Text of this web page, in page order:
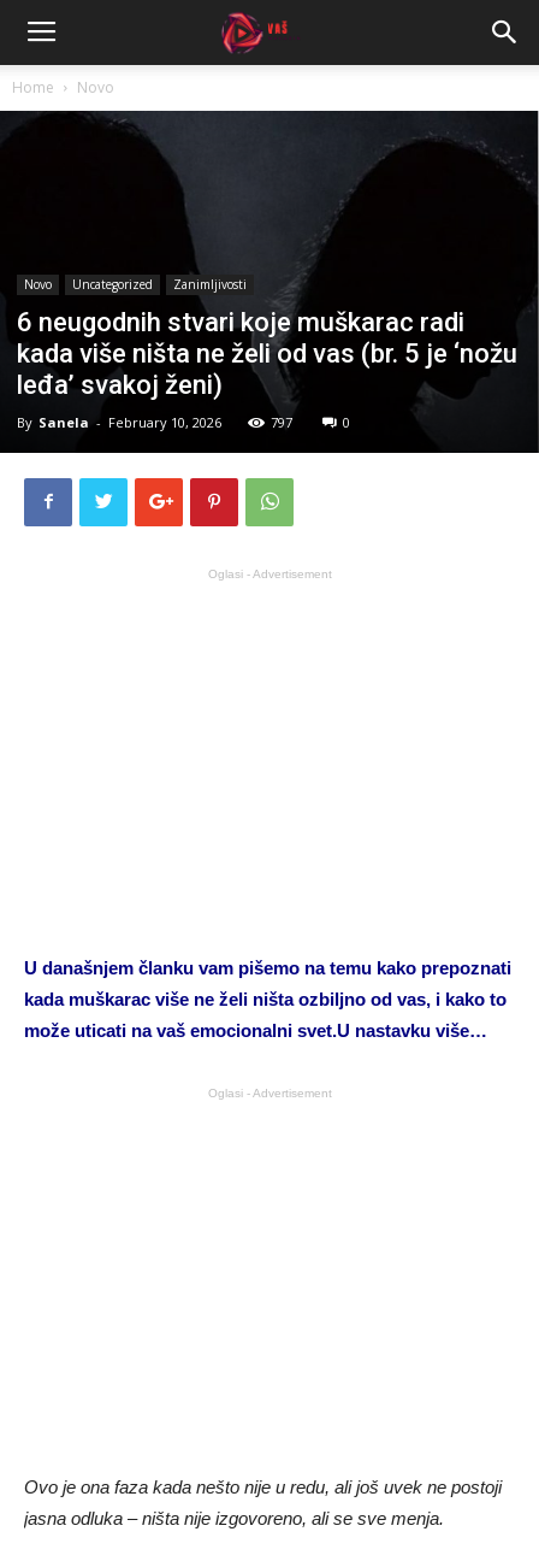
Home Novo
Novo Uncategorized Zanimljivosti
6 neugodnih stvari koje muškarac radi
kada više ništa ne želi od vas (br. 5 je ‘nožu
leđa’ svakoj ženi)
By Sanela - February 10, 2026 797 0
Oglasi - Advertisement
U današnjem članku vam pišemo na temu kako prepoznati
kada muškarac više ne želi ništa ozbiljno od vas, i kako to
može uticati na vaš emocionalni svet.U nastavku više…
Oglasi - Advertisement
Ovo je ona faza kada nešto nije u redu, ali još uvek ne postoji
jasna odluka – ništa nije izgovoreno, ali se sve menja.